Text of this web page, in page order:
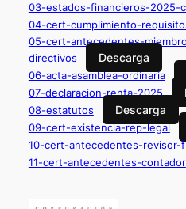
03-estados-financieros-2025-
04-cert-cumplimiento-
05-cert-antecedentes-
directivos
Descarga
06-acta-asamblea-ordinaria
07-declaracion-renta-2025
08-estatutos Descarga
09-cert-existencia-rep-legal
10-cert-antecedentes-revisor-
11-cert-antecedentes-contador